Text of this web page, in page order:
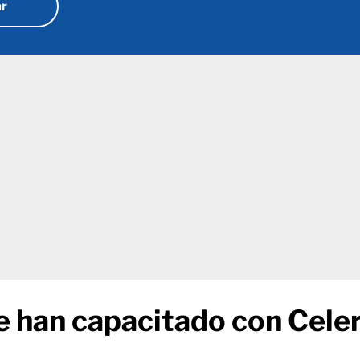
han capacitado con